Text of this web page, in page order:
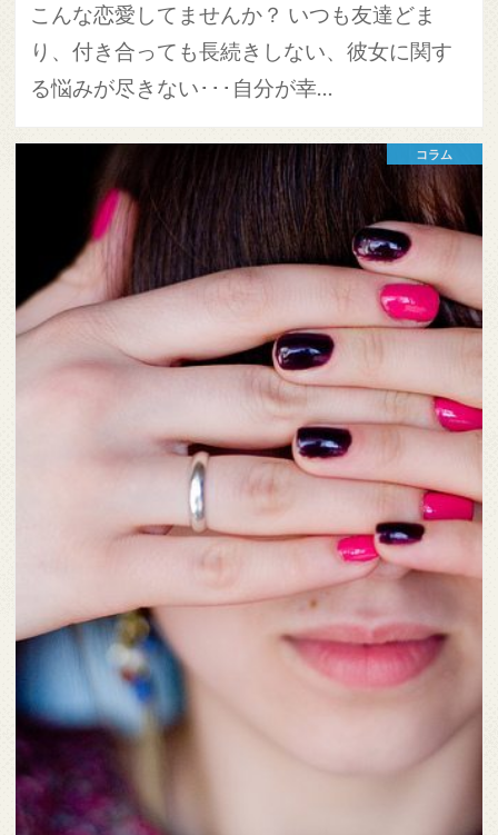
こんな恋愛してませんか？ いつも友達どま
り、付き合っても長続きしない、彼女に関す
る悩みが尽きない･･･自分が幸…
コラム